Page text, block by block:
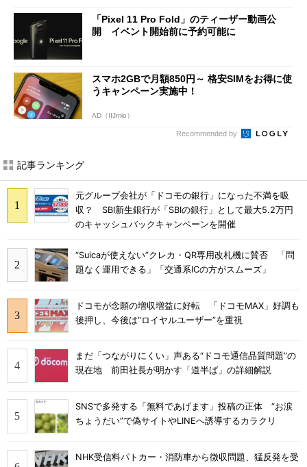
「Pixel 11 Pro Fold」のティーザー動画公
開 イベント開始前に予約可能に
スマホ2GBで月額850円～ 格安SIMをお得に使
うキャンペーン実施中！
AD（IIJmio）
Recommended by
記事ランキング
元グループ会社が「ドコモの銀行」になった不満を吸
収？ SBI新生銀行が「SBIの銀行」として最大5.2万円
のキャッシュバックキャンペーンを開催
“Suicaが使えない”クレカ・QR専用改札機に賛否 「問
題なく運用できる」「交通系ICの方がスムーズ」
ドコモが念願の増収増益に好転 「ドコモMAX」好調も
後押し、今後は“ロイヤルユーザー”を重視
まだ「つながりにくい」声ある“ドコモ通信品質問題”の
現在地 前田社長が明かす「道半ば」の詳細解説
SNSで多発する「無料であげます」投稿の正体 “お涙
ちょうだい”で偽サイトやLINEへ誘導するカラクリ
NHK受信料パトカー・消防車から徴収問題、猛反発を受